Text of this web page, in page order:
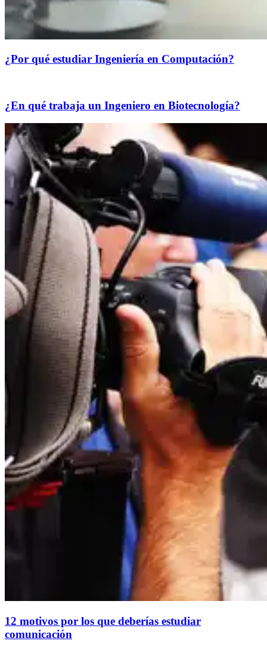
¿Por qué estudiar Ingeniería en Computación?
¿En qué trabaja un Ingeniero en Biotecnología?
12 motivos por los que deberías estudiar
comunicación